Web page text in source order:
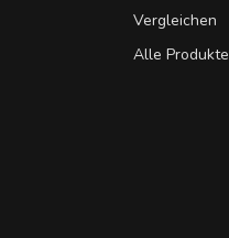
Vergleichen
Alle Produkte